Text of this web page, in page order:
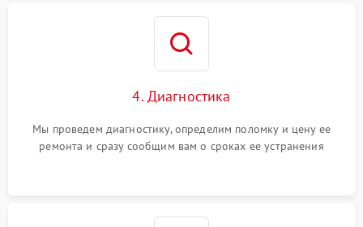
4. Диагностика
Мы проведем диагностику, определим поломку и цену ее
ремонта и сразу сообщим вам о сроках ее устранения